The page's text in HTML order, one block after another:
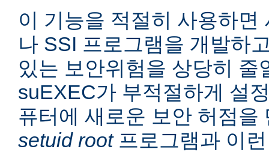
이 기능을 적절히 사용하면
나 SSI 프로그램을 개발하
있는 보안위험을 상당히 줄
suEXEC가 부적절하게 설
퓨터에 새로운 보안 허점을
setuid root프로그램과 이